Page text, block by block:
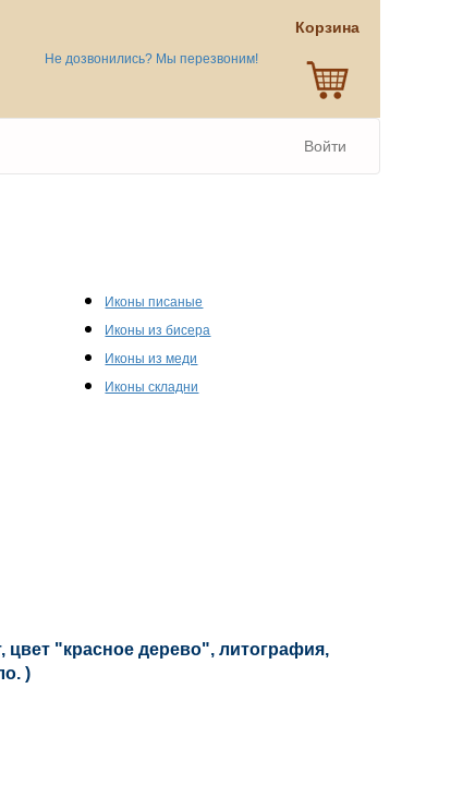
Не дозвонились? Мы перезвоним!
Корзина
Войти
Иконы писаные
Иконы из бисера
Иконы из меди
Иконы складни
"красное дерево", литография,
)